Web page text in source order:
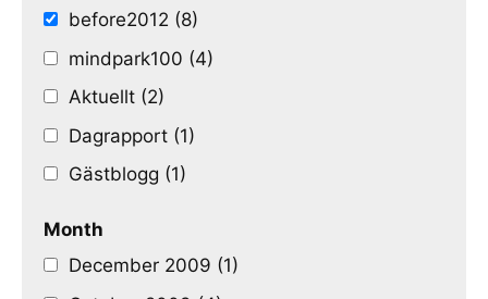
before2012 (8)
mindpark100 (4)
Aktuellt (2)
Dagrapport (1)
Gästblogg (1)
Month
December 2009 (1)